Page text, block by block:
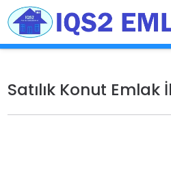
Satılık Konut Emlak